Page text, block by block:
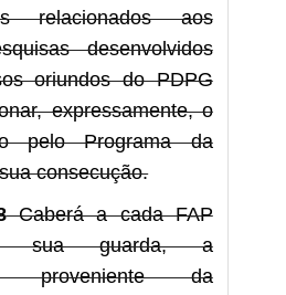
relacionados aos
desenvolvidos
oriundos do PDPG
expressamente, o
pelo Programa da
consecução.
Caberá a cada FAP
sua guarda, a
proveniente da